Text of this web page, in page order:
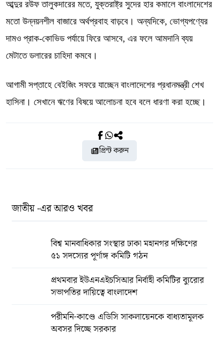
আব্দুর রউফ তালুকদারের মতে, যুক্তরাষ্ট্র সুদের হার কমালে বাংলাদেশের
মতো উন্নয়নশীল বাজারে অর্থপ্রবাহ বাড়বে। অন্যদিকে, ভোগ্যপণ্যের
দামও প্রাক-কোভিড পর্যায়ে ফিরে আসবে, এর ফলে আমদানি ব্যয়
মেটাতে ডলারের চাহিদা কমবে।
আগামী সপ্তাহে বেইজিং সফরে যাচ্ছেন বাংলাদেশের প্রধানমন্ত্রী শেখ
হাসিনা। সেখানে ঋণের বিষয়ে আলোচনা হবে বলে ধারণা করা হচ্ছে।
প্রিন্ট করুন
জাতীয় -এর আরও খবর
বিশ্ব মানবাধিকার সংস্থার ঢাকা মহানগর দক্ষিণের
৫১ সদস্যের পূর্ণাঙ্গ কমিটি গঠন
প্রথমবার ইউএনএইচসিআর নির্বাহী কমিটির ব্যুরোর
সভাপতির দায়িত্বে বাংলাদেশ
পরীমনি-কাণ্ডে এডিসি সাকলায়েনকে বাধ্যতামূলক
অবসর দিচ্ছে সরকার